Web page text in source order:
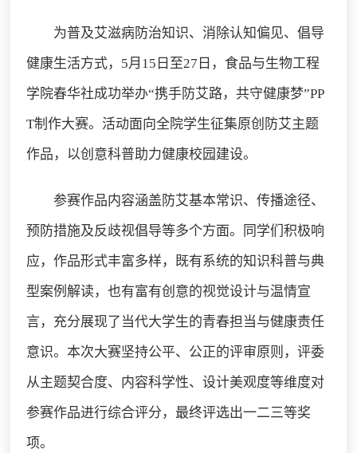
为普及艾滋病防治知识、消除认知偏见、倡导
健康生活方式，5月15日至27日，食品与生物工程
学院春华社成功举办“携手防艾路，共守健康梦”PP
T制作大赛。活动面向全院学生征集原创防艾主题
作品，以创意科普助力健康校园建设。
参赛作品内容涵盖防艾基本常识、传播途径、
预防措施及反歧视倡导等多个方面。同学们积极响
应，作品形式丰富多样，既有系统的知识科普与典
型案例解读，也有富有创意的视觉设计与温情宣
言，充分展现了当代大学生的青春担当与健康责任
意识。本次大赛坚持公平、公正的评审原则，评委
从主题契合度、内容科学性、设计美观度等维度对
参赛作品进行综合评分，最终评选出一二三等奖
项。